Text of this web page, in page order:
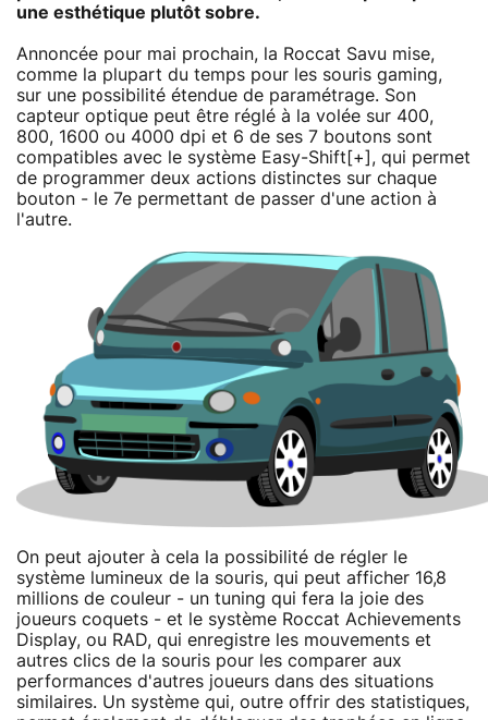
une esthétique plutôt sobre.
Annoncée pour mai prochain, la Roccat Savu mise,
comme la plupart du temps pour les souris gaming,
sur une possibilité étendue de paramétrage. Son
capteur optique peut être réglé à la volée sur 400,
800, 1600 ou 4000 dpi et 6 de ses 7 boutons sont
compatibles avec le système Easy-Shift[+], qui permet
de programmer deux actions distinctes sur chaque
bouton - le 7e permettant de passer d'une action à
l'autre.
On peut ajouter à cela la possibilité de régler le
système lumineux de la souris, qui peut afficher 16,8
millions de couleur - un tuning qui fera la joie des
joueurs coquets - et le système Roccat Achievements
Display, ou RAD, qui enregistre les mouvements et
autres clics de la souris pour les comparer aux
performances d'autres joueurs dans des situations
similaires. Un système qui, outre offrir des statistiques,